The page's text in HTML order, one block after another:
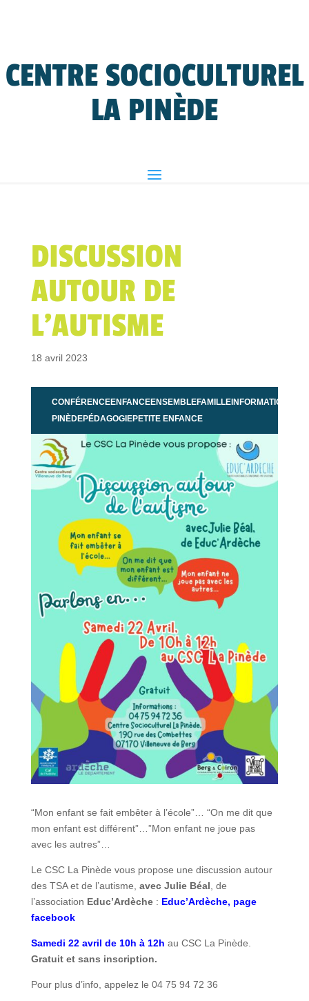
CENTRE SOCIOCULTUREL
LA PINÈDE
DISCUSSION
AUTOUR DE
L’AUTISME
18 avril 2023
CONFÉRENCEENFANCEENSEMBLEFAMILLEINFORMATION
PINÈDEPÉDAGOGIEPETITE ENFANCE
“Mon enfant se fait embêter à l’école”… “On me dit que
mon enfant est différent”…”Mon enfant ne joue pas
avec les autres”…
Le CSC La Pinède vous propose une discussion autour
des TSA et de l’autisme, avec Julie Béal , de
l’association Educ’Ardèche: Educ’Ardèche, page
facebook
Samedi 22 avril de 10h à 12h au CSC La Pinède.
Gratuit et sans inscription.
Pour plus d’info, appelez le 04 75 94 72 36